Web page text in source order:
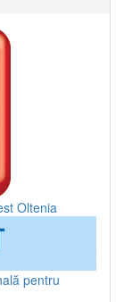
Oltenia
pentru